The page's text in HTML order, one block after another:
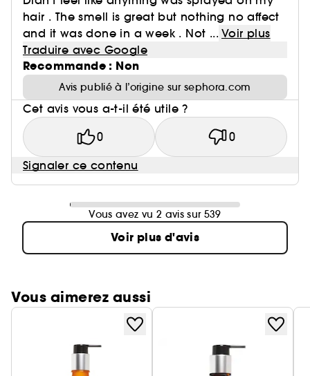
hair . The smell is great but nothing no affect
and it was done in a week . Not ... Voir plus
Traduire avec Google
Recommande : Non
Avis publié à l’origine sur sephora.com
Cet avis vous a-t-il été utile ?
0 0
Signaler ce contenu
Vous avez vu 2 avis sur 539
Voir plus d'avis
Vous aimerez aussi